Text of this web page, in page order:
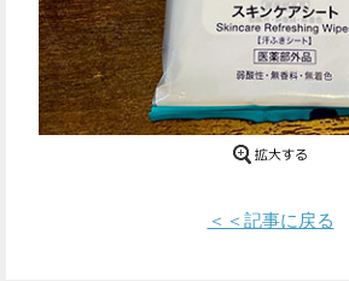
Facebook
で
シ
ェ
＜＜記事に戻る